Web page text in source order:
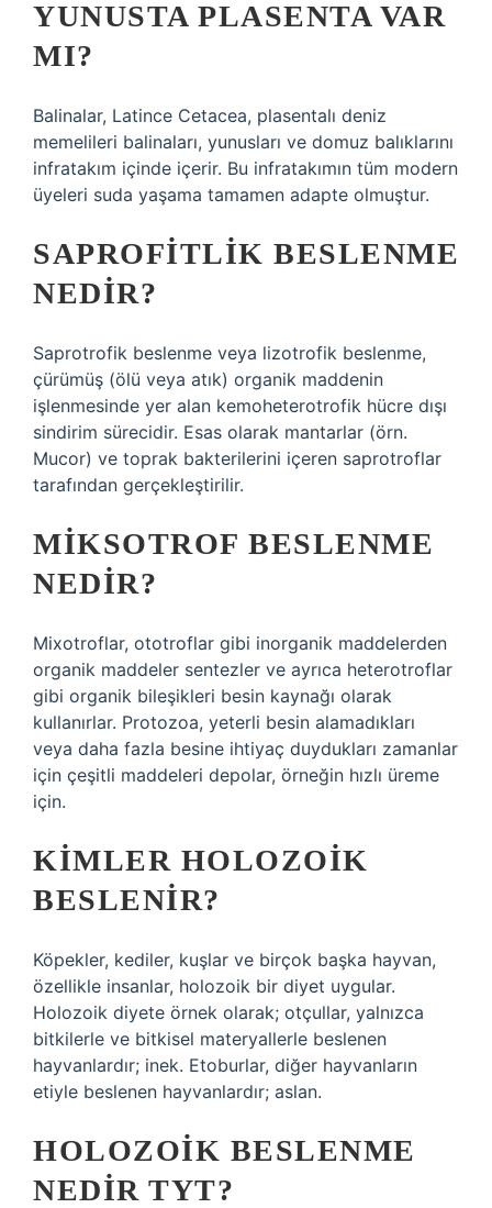
YUNUSTA PLASENTA VAR
MI?
Balinalar, Latince Cetacea, plasentalı deniz
memelileri balinaları, yunusları ve domuz balıklarını
infratakım içinde içerir. Bu infratakımın tüm modern
üyeleri suda yaşama tamamen adapte olmuştur.
SAPROFITLIK BESLENME
NEDIR?
Saprotrofik beslenme veya lizotrofik beslenme,
çürümüş (ölü veya atık) organik maddenin
işlenmesinde yer alan kemoheterotrofik hücre dışı
sindirim sürecidir. Esas olarak mantarlar (örn.
Mucor) ve toprak bakterilerini içeren saprotroflar
tarafından gerçekleştirilir.
MIKSOTROF BESLENME
NEDIR?
Mixotroflar, ototroflar gibi inorganik maddelerden
organik maddeler sentezler ve ayrıca heterotroflar
gibi organik bileşikleri besin kaynağı olarak
kullanırlar. Protozoa, yeterli besin alamadıkları
veya daha fazla besine ihtiyaç duydukları zamanlar
için çeşitli maddeleri depolar, örneğin hızlı üreme
için.
KIMLER HOLOZOIK
BESLENIR?
Köpekler, kediler, kuşlar ve birçok başka hayvan,
özellikle insanlar, holozoik bir diyet uygular.
Holozoik diyete örnek olarak; otçullar, yalnızca
bitkilerle ve bitkisel materyallerle beslenen
hayvanlardır; inek. Etoburlar, diğer hayvanların
etiyle beslenen hayvanlardır; aslan.
HOLOZOIK BESLENME
NEDIR TYT?